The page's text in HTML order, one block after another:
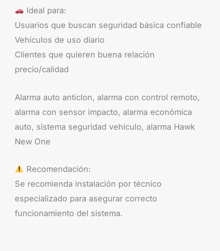
Ideal para:
Usuarios que buscan seguridad básica confiable
Vehículos de uso diario
Clientes que quieren buena relación
precio/calidad
Alarma auto anticlon, alarma con control remoto,
alarma con sensor impacto, alarma económica
auto, sistema seguridad vehículo, alarma Hawk
New One
Recomendación:
Se recomienda instalación por técnico
especializado para asegurar correcto
funcionamiento del sistema.